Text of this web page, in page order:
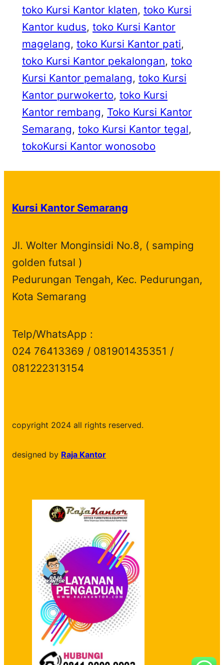
toko Kursi Kantor klaten, toko Kursi
Kantor kudus, toko Kursi Kantor
magelang, toko Kursi Kantor pati
toko Kursi Kantor pekalongan, toko
Kursi Kantor pemalang, toko Kursi
Kantor purwokerto, toko Kursi
Kantor rembang, Toko Kursi Kantor
Semarang, toko Kursi Kantor tegal
tokoKursi Kantor wonosobo
Kursi Kantor Semarang
Jl. Wolter Monginsidi No.8, ( samping
golden futsal )
Pedurungan Tengah, Kec. Pedurungan,
Kota Semarang
Telp/WhatsApp :
024 76413369 / 081901435351 /
081222313154
copyright 2024 all rights reserved.
designed by Raja Kantor